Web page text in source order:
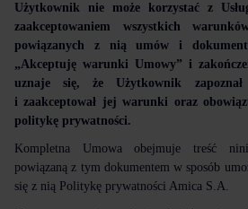
Użytkownik nie może korzystać z
zaakceptowaniem wszystkich
powiązanych z nią umów i
„Akceptuję warunki Umowy” i
uznaje się, że Użytkownik
i zaakceptował jej warunki oraz
politykę prywatności.
Kompletna Umowa obejmuje treść
powiązaną z tym dokumentem w sposób
się z nią Politykę prywatności Amica S.A.